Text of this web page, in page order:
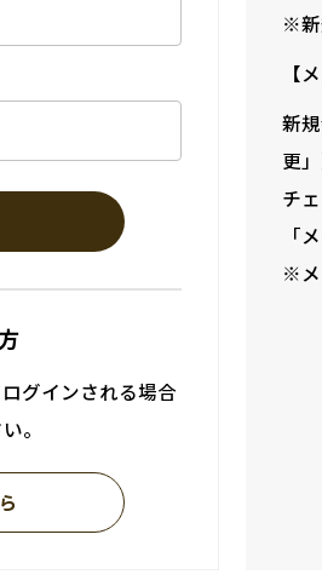
グインされる場合
。
※新
【
新
更
チ
「
※メ